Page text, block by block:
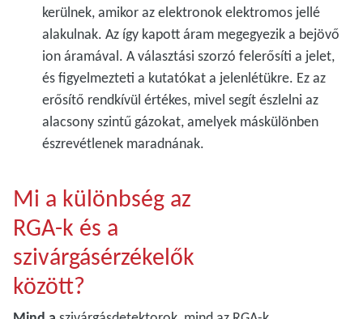
kerülnek, amikor az elektronok elektromos jellé
alakulnak. Az így kapott áram megegyezik a bejövő
ion áramával. A választási szorzó felerősíti a jelet,
és figyelmezteti a kutatókat a jelenlétükre. Ez az
erősítő rendkívül értékes, mivel segít észlelni az
alacsony szintű gázokat, amelyek máskülönben
észrevétlenek maradnának.
Mi a különbség az
RGA-k és a
szivárgásérzékelők
között?